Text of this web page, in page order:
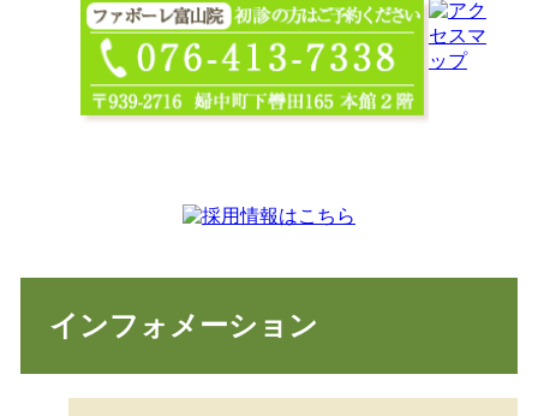
インフォメーション